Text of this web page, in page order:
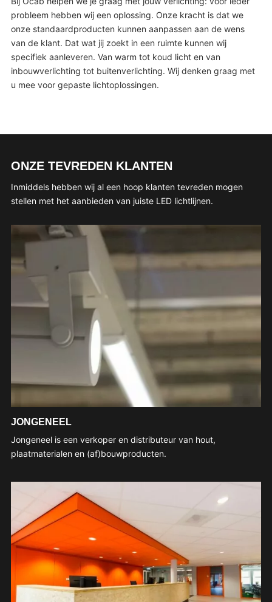
probleem hebben wij een oplossing. Onze kracht is dat we
onze standaardproducten kunnen aanpassen aan de wens
van de klant. Dat wat jij zoekt in een ruimte kunnen wij
specifiek aanleveren. Van warm tot koud licht en van
inbouwverlichting tot buitenverlichting. Wij denken graag met
u mee voor gepaste lichtoplossingen.
ONZE TEVREDEN KLANTEN
Inmiddels hebben wij al een hoop klanten tevreden mogen
stellen met het aanbieden van juiste LED lichtlijnen.
JONGENEEL
Jongeneel is een verkoper en distributeur van hout,
plaatmaterialen en (af)bouwproducten.